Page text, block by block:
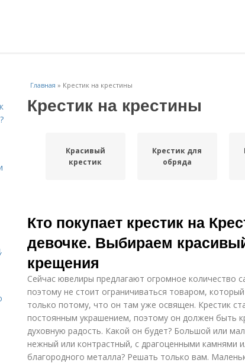
Главная » Крестик на крестины
Крестик на крестины
Красивый
крестик
Крестик для
обряда
Кто покупает крестик на
девочке. Выбираем
крещения
Сейчас ювелиры предлагают огромное количество
поэтому не стоит ограничиваться товаром,
только потому, что он там уже освящен. Крестик
постоянным украшением, поэтому он должен быть
духовную радость. Какой он будет? Большой или
нежный или контрастный, с драгоценными камнями
благородного металла? Решать только вам.